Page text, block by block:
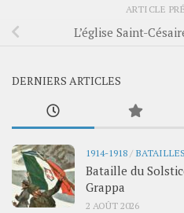
ARTICLE
L’église Saint-
DERNIERS ARTICLES
1914-1918 / BATAILLES
Bataille du
Grappa
2 AOÛT 2026